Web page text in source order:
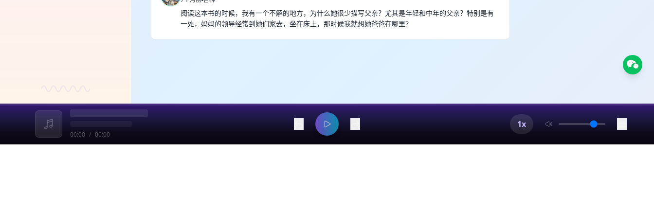
阅读这本书的时候，我有一个不解的地方，为什么她很少描写父亲？尤其是年轻和中年的父亲？特别是有
一处，妈妈的领导经常到她们家去，坐在床上，那时候我就想她爸爸在哪里？
00:00 / 00:00
1x